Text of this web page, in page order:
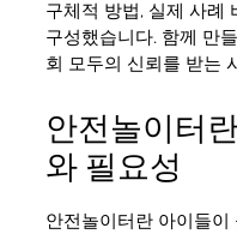
구체적 방법, 실제 사례
구성했습니다. 함께 만
회 모두의 신뢰를 받는
안전놀이터
와 필요성
안전놀이터란 아이들